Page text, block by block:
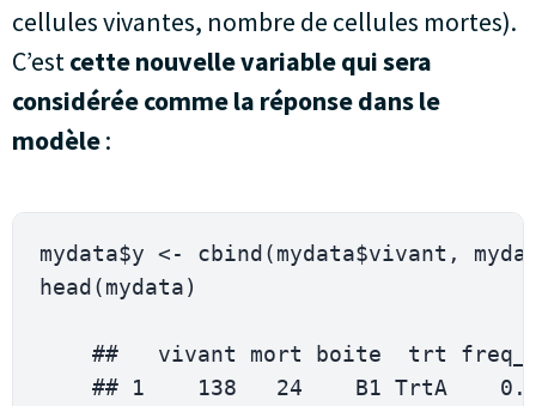
cellules vivantes, nombre de cellules mortes).
C’est cette nouvelle variable qui sera
considérée comme la réponse dans le
modèle:
mydata$y <- cbind (mydata$vivant ,
head (mydata)
##   vivant mort boite  trt
    ##
1 138 24
    B1
TrtA